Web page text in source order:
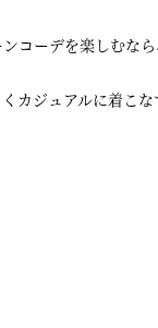
コーデを楽しむなら
カジュアルに着こ